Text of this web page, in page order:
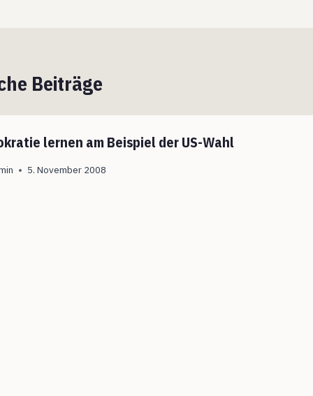
Beiträge
lernen am Beispiel der US-Wahl
5. November 2008